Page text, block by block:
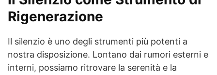
Rigenerazione
Il silenzio è uno degli strumenti più potenti a
nostra disposizione. Lontano dai rumori esterni e
interni, possiamo ritrovare la serenità e la